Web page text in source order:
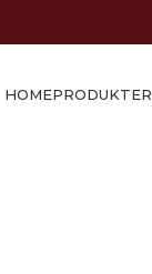
HOMEPRODUKTER